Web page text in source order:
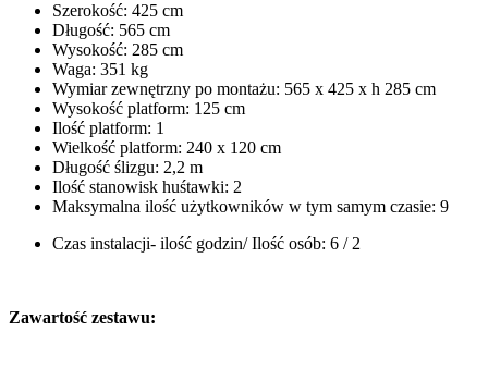
Szerokość: 425 cm
Długość: 565 cm
Wysokość: 285 cm
Waga: 351 kg
Wymiar zewnętrzny po montażu: 565 x 425 x h 285 cm
Wysokość platform: 125 cm
Ilość platform: 1
Wielkość platform: 240 x 120 cm
Długość ślizgu: 2,2 m
Ilość stanowisk huśtawki: 2
Maksymalna ilość użytkowników w tym samym czasie: 9
Czas instalacji- ilość godzin/ Ilość osób: 6 / 2
Zawartość zestawu: